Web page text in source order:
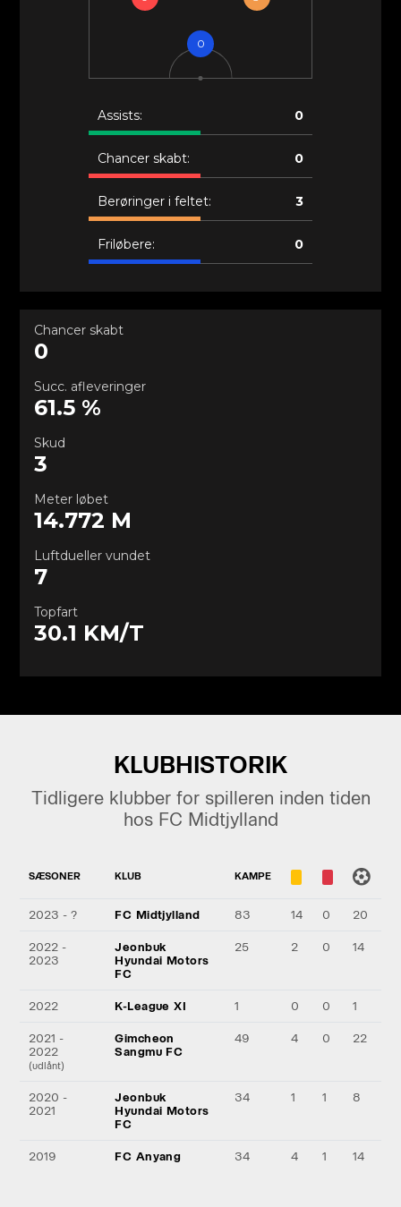
KLUBHISTORIK
Tidligere klubber for spilleren inden tiden
hos FC Midtjylland
SÆSONER KLUB KAMPE
2023 - ? FC Midtjylland 83 14 0 20
2022 -
2023
Jeonbuk
Hyundai Motors
FC
25 2 0 14
2022 K-League XI 1 0 0 1
2021 -
2022
(udlånt)
Gimcheon
Sangmu FC
49 4 0 22
2020 -
2021
Jeonbuk
Hyundai Motors
FC
34 1 1 8
2019 FC Anyang 34 4 1 14